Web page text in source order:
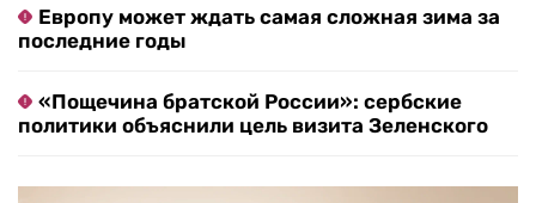
Европу может ждать самая сложная зима за
последние годы
«Пощечина братской России»: сербские
политики объяснили цель визита Зеленского